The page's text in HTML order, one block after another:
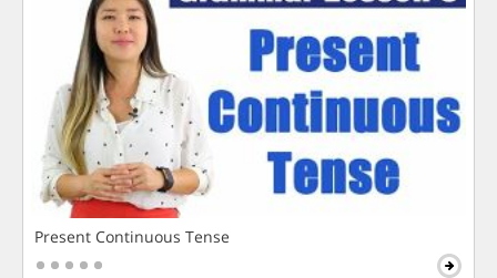
Present Continuous Tense